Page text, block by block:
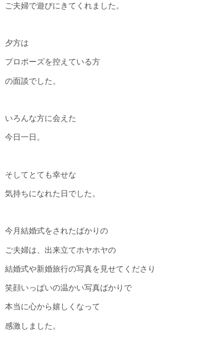
ご夫婦で遊びにきてくれました。
夕方は
プロポーズを控えている方
の面談でした。
いろんな方に会えた
今日一日。
そしてとても幸せな
気持ちになれた日でした。
今月結婚式をされたばかりの
ご夫婦は、出来立てホヤホヤの
結婚式や新婚旅行の写真を見せてくださり
笑顔いっぱいの温かい写真ばかりで
本当に心から嬉しくなって
感激しました。